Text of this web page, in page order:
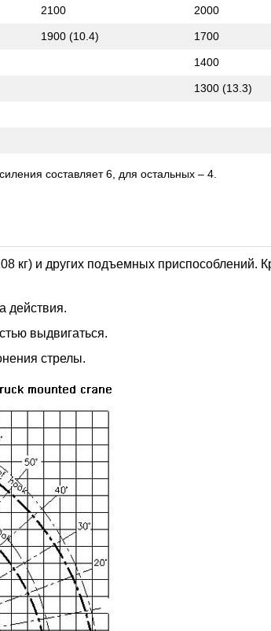
2100 2000
1900 (10.4) 1700
1400
1300 (13.3)
составляет 6, для остальных – 4.
кг) и других подъемных приспособлений.
действия.
выдвигаться.
стрелы.